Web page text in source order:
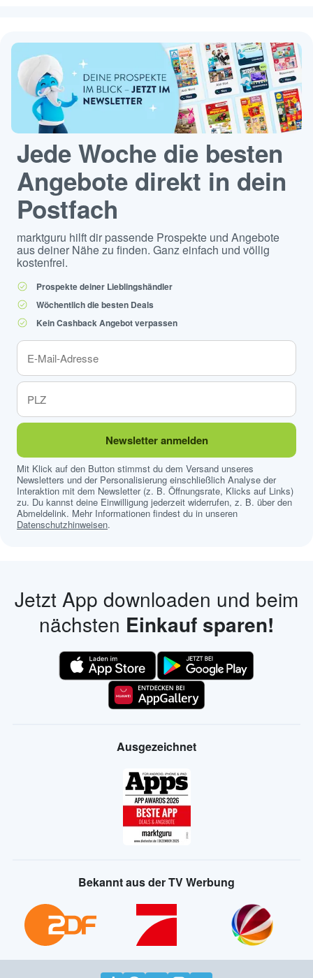
Jede Woche die besten
Angebote direkt in dein
Postfach
marktguru hilft dir passende Prospekte und Angebote
aus deiner Nähe zu finden. Ganz einfach und völlig
kostenfrei.
Prospekte deiner Lieblingshändler
Wöchentlich die besten Deals
Kein Cashback Angebot verpassen
Newsletter anmelden
Mit Klick auf den Button stimmst du dem Versand unseres
Newsletters und der Personalisierung einschließlich Analyse der
Interaktion mit dem Newsletter (z. B. Öffnungsrate, Klicks auf Links)
zu. Du kannst deine Einwilligung jederzeit widerrufen, z. B. über den
Abmeldelink. Mehr Informationen findest du in unseren
Datenschutzhinweisen.
Jetzt App downloaden und beim
nächsten Einkauf sparen!
Ausgezeichnet
Bekannt aus der TV Werbung